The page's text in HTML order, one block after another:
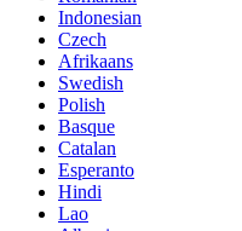
Indonesian
Czech
Afrikaans
Swedish
Polish
Basque
Catalan
Esperanto
Hindi
Lao